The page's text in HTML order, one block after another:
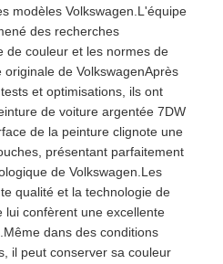
modèles Volkswagen.L'équipe
des recherches
de couleur et les normes de
de VolkswagenAprès
et optimisations, ils ont
de voiture argentée 7DW
de la peinture clignote une
présentant parfaitement
de Volkswagen.Les
qualité et la technologie de
lui confèrent une excellente
dans des conditions
il peut conserver sa couleur